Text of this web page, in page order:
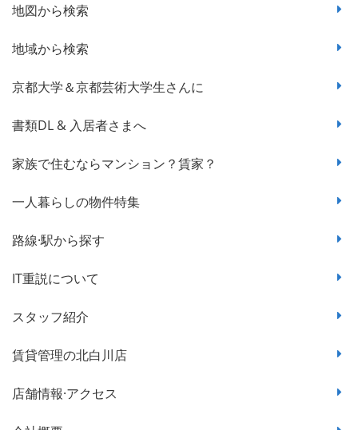
地図から検索
地域から検索
京都大学＆京都芸術大学生さんに
書類DL & 入居者さまへ
家族で住むならマンション？賃家？
一人暮らしの物件特集
路線·駅から探す
IT重説について
スタッフ紹介
賃貸管理の北白川店
店舗情報·アクセス